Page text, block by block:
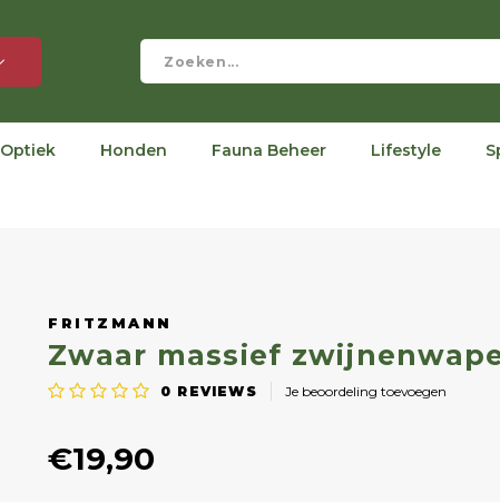
Optiek Honden Fauna Beheer Lifestyle
FRITZMANN
Zwaar massief
0 REVIEWS Je beoordeling toevoegen
€19,90